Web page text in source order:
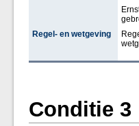
Regel- en wetgeving
Conditie 3